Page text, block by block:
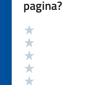
pagina?
Valutazione